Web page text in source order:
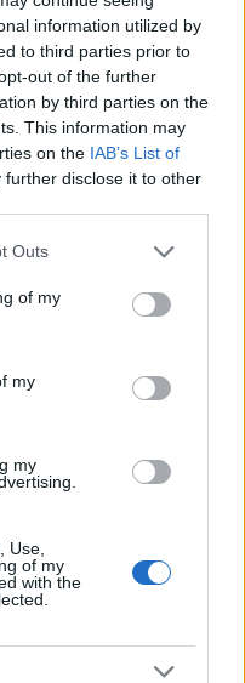
information utilized by
to third parties prior to
out of the further
by third parties on the
This information may
on the IAB’s List of
further disclose it to other
one or more Google
You may click to
its third-party tags to
in below Google
Outs
of my
my
my
Use,
of my
with the